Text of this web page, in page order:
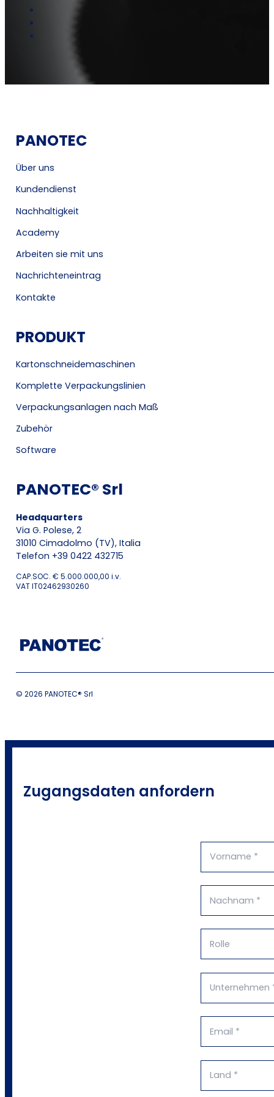
PANOTEC
Über uns
Kundendienst
Nachhaltigkeit
Academy
Arbeiten sie mit uns
Nachrichteneintrag
Kontakte
PRODUKT
Kartonschneidemaschinen
Komplette Verpackungslinien
Verpackungsanlagen nach Maß
Zubehör
Software
PANOTEC® Srl
Headquarters
Via G. Polese, 2
31010 Cimadolmo (TV), Italia
Telefon +39 0422 432715
CAP.SOC. € 5.000.000,00 i.v.
VAT IT02462930260
© 2026 PANOTEC® Srl
Zugangsdaten anfordern